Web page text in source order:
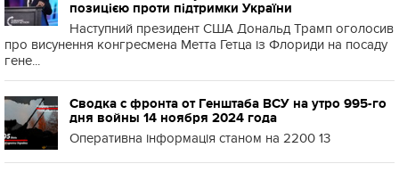
позицією проти підтримки України
Наступний президент США Дональд Трамп оголосив
про висунення конгресмена Метта Гетца із Флориди на посаду
гене...
Сводка с фронта от Генштаба ВСУ на утро 995-го
дня войны 14 ноября 2024 года
Оперативна інформація станом на 2200 13